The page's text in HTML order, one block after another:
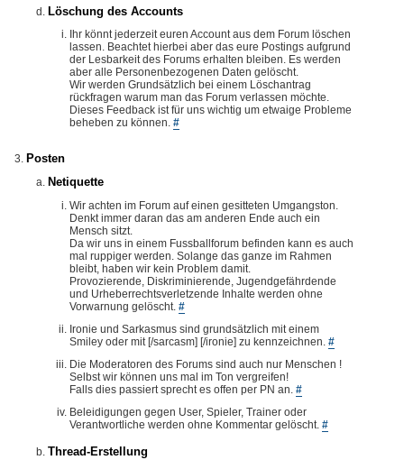
Löschung des Accounts
Ihr könnt jederzeit euren Account aus dem Forum löschen
lassen. Beachtet hierbei aber das eure Postings aufgrund
der Lesbarkeit des Forums erhalten bleiben. Es werden
aber alle Personenbezogenen Daten gelöscht.
Wir werden Grundsätzlich bei einem Löschantrag
rückfragen warum man das Forum verlassen möchte.
Dieses Feedback ist für uns wichtig um etwaige Probleme
beheben zu können. #
Posten
Netiquette
Wir achten im Forum auf einen gesitteten Umgangston.
Denkt immer daran das am anderen Ende auch ein
Mensch sitzt.
Da wir uns in einem Fussballforum befinden kann es auch
mal ruppiger werden. Solange das ganze im Rahmen
bleibt, haben wir kein Problem damit.
Provozierende, Diskriminierende, Jugendgefährdende
und Urheberrechtsverletzende Inhalte werden ohne
Vorwarnung gelöscht. #
Ironie und Sarkasmus sind grundsätzlich mit einem
Smiley oder mit [/sarcasm] [/ironie] zu kennzeichnen. #
Die Moderatoren des Forums sind auch nur Menschen !
Selbst wir können uns mal im Ton vergreifen!
Falls dies passiert sprecht es offen per PN an. #
Beleidigungen gegen User, Spieler, Trainer oder
Verantwortliche werden ohne Kommentar gelöscht. #
Thread-Erstellung